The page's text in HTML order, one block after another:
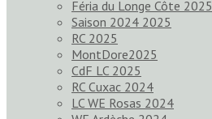
Féria du Longe Côte 2025
Saison 2024 2025
RC 2025
MontDore2025
CdF LC 2025
RC Cuxac 2024
LC WE Rosas 2024